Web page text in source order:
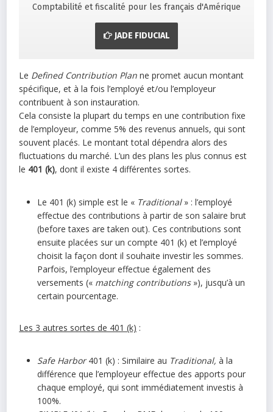
Comptabilité et fiscalité pour les français d'Amérique
JADE FIDUCIAL
Le Defined Contribution Plan ne promet aucun montant
spécifique, et à la fois l’employé et/ou l’employeur
contribuent à son instauration.
Cela consiste la plupart du temps en une contribution fixe
de l’employeur, comme 5% des revenus annuels, qui sont
souvent placés. Le montant total dépendra alors des
fluctuations du marché. L’un des plans les plus connus est
le 401 (k), dont il existe 4 différentes sortes.
Le 401 (k) simple est le « Traditional» : l’employé
effectue des contributions à partir de son salaire brut
(before taxes are taken out). Ces contributions sont
ensuite placées sur un compte 401 (k) et l’employé
choisit la façon dont il souhaite investir les sommes.
Parfois, l’employeur effectue également des
versements (« matching contributions»), jusqu’à un
certain pourcentage.
Les 3 autres sortes de 401 (k) :
Safe Harbor401 (k) : Similaire au Traditional, à la
différence que l’employeur effectue des apports pour
chaque employé, qui sont immédiatement investis à
100%.